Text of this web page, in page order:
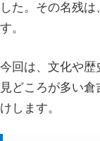
した。その名残
す。
今回は、文化や
見どころが多い
けします。